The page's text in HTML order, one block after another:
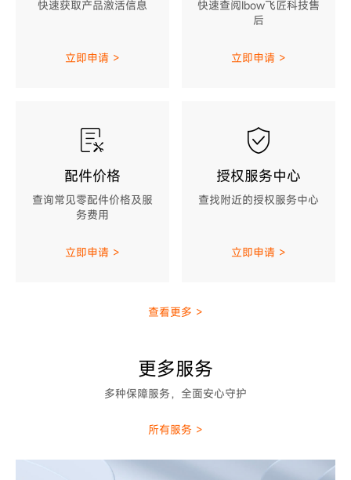
快速获取产品激活信息
立即申请 >
快速查阅Ibow飞匠科技售
后
立即申请 >
配件价格
查询常见零配件价格及服
务费用
立即申请 >
授权服务中心
查找附近的授权服务中心
立即申请 >
查看更多 >
更多服务
多种保障服务，全面安心守护
所有服务 >